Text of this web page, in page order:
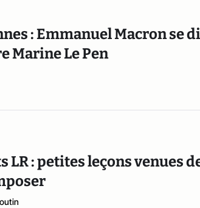
: Emmanuel Macron se
Marine Le Pen
LR : petites leçons venues